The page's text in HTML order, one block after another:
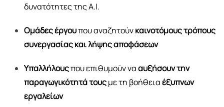
δυνατότητες της A.I.
Ομάδες έργουπου αναζητούνκαινοτόμους τρόπους
συνεργασίας και λήψης αποφάσεων
Υπαλλήλουςπου επιθυμούν νααυξήσουν την
παραγωγικότητά τουςμε τη βοήθειαέξυπνων
εργαλείων